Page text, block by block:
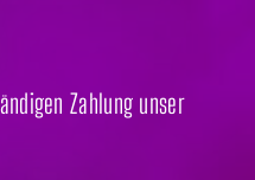
Zahlung unser